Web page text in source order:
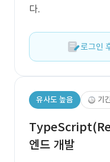
다.
로그인
유사도 높음 기
엔드 개발